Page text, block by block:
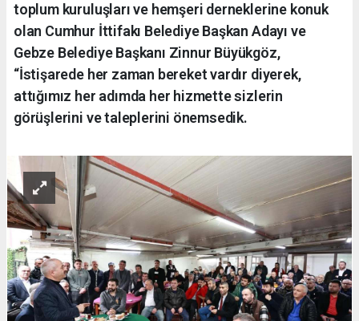
toplum kuruluşları ve hemşeri derneklerine konuk
olan Cumhur İttifakı Belediye Başkan Adayı ve
Gebze Belediye Başkanı Zinnur Büyükgöz,
“İstişarede her zaman bereket vardır diyerek,
attığımız her adımda her hizmette sizlerin
görüşlerini ve taleplerini önemsedik.